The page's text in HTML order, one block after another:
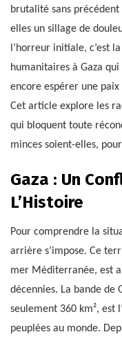
brutalité sans
elles un sillage de
l’horreur initiale, c’est
humanitaires à Gaza
encore espérer une
Cet article explore les
qui bloquent toute
minces soient-elles,
Gaza : Un
L’Histoire
Pour comprendre la
arrière s’impose. Ce
mer Méditerranée, est
décennies. La bande de
seulement 360 km², est
peuplées au monde.